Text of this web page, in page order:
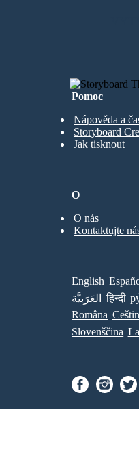
Pomoc
Nápověda a
Storyboard
Jak tisknout
O
O nás
Kontaktujte
English
العَرَبِيَّة
हिन्दी
Româna
Slovenščina